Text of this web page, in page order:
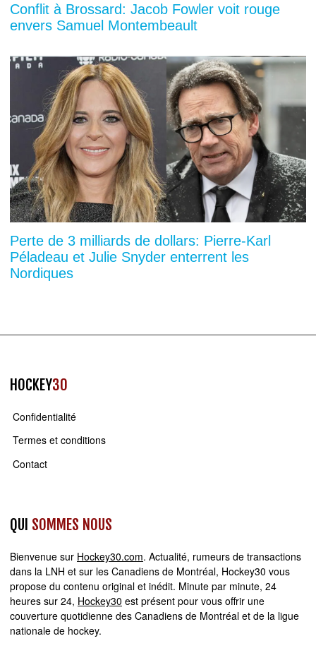
Conflit à Brossard: Jacob Fowler voit rouge
envers Samuel Montembeault
Perte de 3 milliards de dollars: Pierre-Karl
Péladeau et Julie Snyder enterrent les
Nordiques
HOCKEY30
Confidentialité
Termes et conditions
Contact
QUI SOMMES NOUS
Bienvenue sur Hockey30.com. Actualité, rumeurs de transactions
dans la LNH et sur les Canadiens de Montréal, Hockey30 vous
propose du contenu original et inédit. Minute par minute, 24
heures sur 24, Hockey30 est présent pour vous offrir une
couverture quotidienne des Canadiens de Montréal et de la ligue
nationale de hockey.